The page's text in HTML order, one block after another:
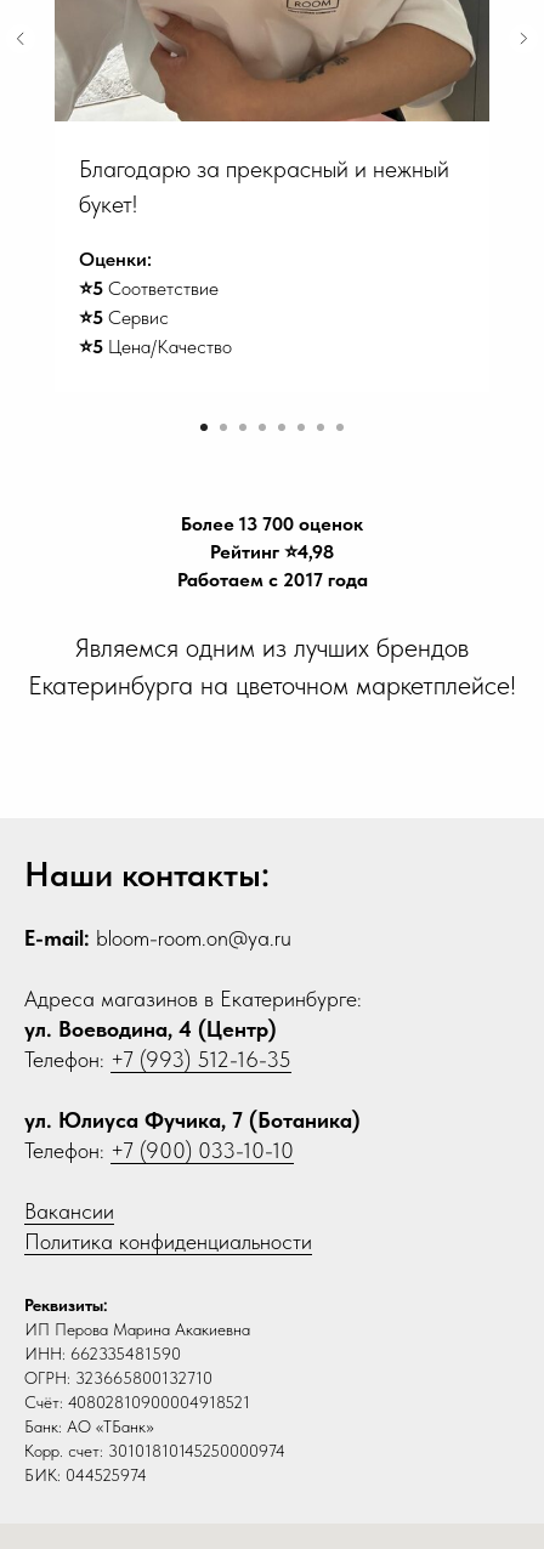
Благодарю за прекрасный и нежный
букет!
Оценки:
⭐️5 Соответствие
⭐️5 Сервис
⭐️5 Цена/Качество
Более 13 700 оценок
Рейтинг ⭐️4,98
Работаем с 2017 года
Являемся одним из лучших брендов
Екатеринбурга на цветочном маркетплейсе!
Наши контакты:
E-mail: bloom-room.on@ya.ru
Адреса магазинов в Екатеринбурге:
ул. Воеводина, 4 (Центр)
Телефон: +7 (993) 512-16-35
ул. Юлиуса Фучика, 7 (Ботаника)
Телефон: +7 (900) 033-10-10
Вакансии
Политика конфиденциальности
Реквизиты:
ИП Перова Марина Акакиевна
ИНН: 662335481590
ОГРН: 323665800132710
Счёт: 40802810900004918521
Банк: АО «ТБанк»
Корр. счет: 30101810145250000974
БИК: 044525974